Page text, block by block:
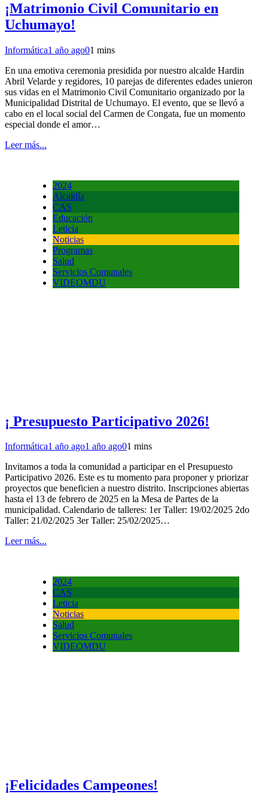
¡Matrimonio Civil Comunitario en
Uchumayo!
Informática1 año ago01 mins
En una emotiva ceremonia presidida por nuestro alcalde Hardin
Abril Velarde y regidores, 10 parejas de diferentes edades unieron
sus vidas en el Matrimonio Civil Comunitario organizado por la
Municipalidad Distrital de Uchumayo. El evento, que se llevó a
cabo en el local social del Carmen de Congata, fue un momento
especial donde el amor…
Leer más...
2024
Alcaldía
CAS
Educación
Leticia
Noticias
Programas
Salud
Servicios Comunales
VIDEOMDU
¡ Presupuesto Participativo 2026!
Informática1 año ago1 año ago01 mins
Invitamos a toda la comunidad a participar en el Presupuesto
Participativo 2026. Este es tu momento para proponer y priorizar
proyectos que beneficien a nuestro distrito. Inscripciones abiertas
hasta el 13 de febrero de 2025 en la Mesa de Partes de la
municipalidad. Calendario de talleres: 1er Taller: 19/02/2025 2do
Taller: 21/02/2025 3er Taller: 25/02/2025…
Leer más...
2024
CAS
Leticia
Noticias
Salud
Servicios Comunales
VIDEOMDU
¡Felicidades Campeones!